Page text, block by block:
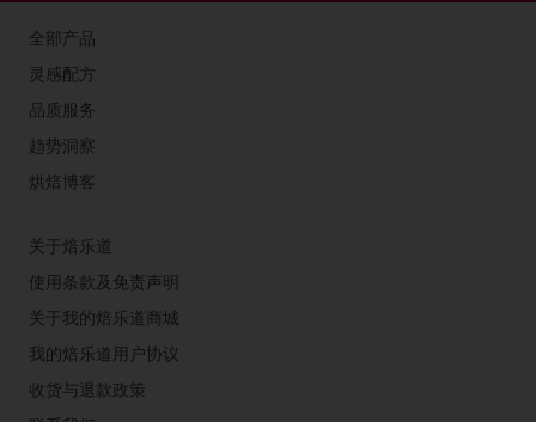
全部产品
灵感配方
品质服务
趋势洞察
烘焙博客
关于焙乐道
使用条款及免责声明
关于我的焙乐道商城
我的焙乐道用户协议
收货与退款政策